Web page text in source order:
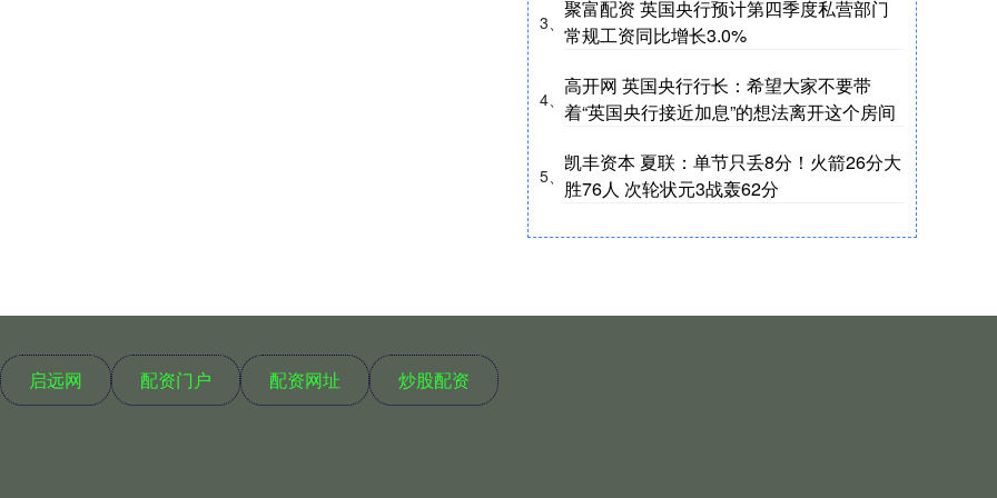
3、
聚富配资 英国央行预计第四季度私营部门
常规工资同比增长3.0%
4、
高开网 英国央行行长：希望大家不要带
着“英国央行接近加息”的想法离开这个房间
5、
凯丰资本 夏联：单节只丢8分！火箭26分大
胜76人 次轮状元3战轰62分
启远网 配资门户 配资网址 炒股配资